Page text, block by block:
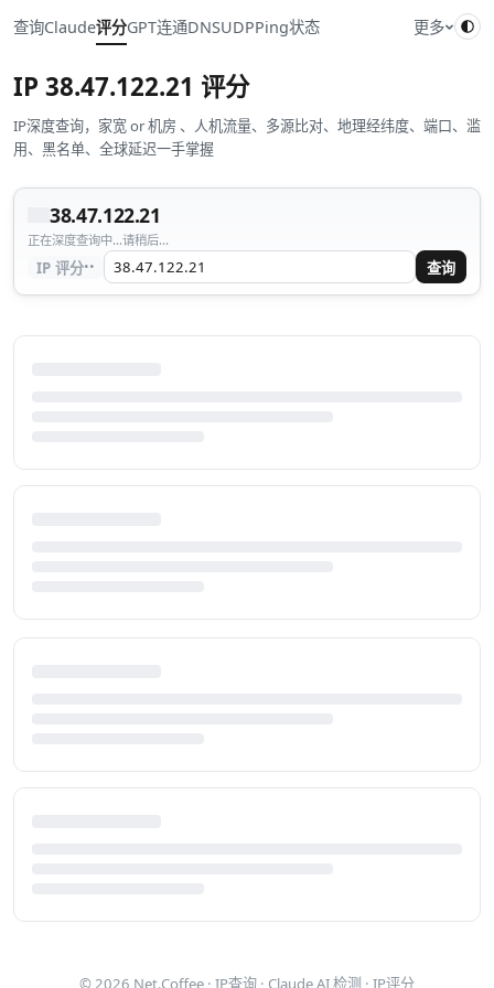
查询Claude评分GPT连通DNSUDPPing状态 更多
IP 38.47.122.21 评分
IP深度查询，家宽 or 机房 、人机流量、多源比对、地理经纬度、端口、滥
用、黑名单、全球延迟一手掌握
38.47.122.21
正在深度查询中...请稍后...
IP 评分·· 查询
© 2026 Net.Coffee · IP查询 · Claude AI 检测 · IP评分